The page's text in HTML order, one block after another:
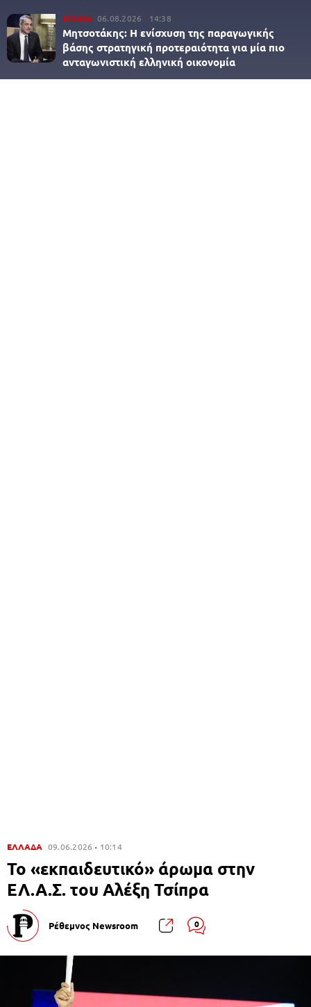
Ελλάδα 06.08.2026 14:38
Μητσοτάκης: Η ενίσχυση της παραγωγικής
βάσης στρατηγική προτεραιότητα για μία πιο
ανταγωνιστική ελληνική οικονομία
ΕΛΛΑΔΑ 09.06.2026 10:14
Το «εκπαιδευτικό» άρωμα στην
ΕΛ.Α.Σ. του Αλέξη Τσίπρα
Ρέθεμνος Newsroom 0